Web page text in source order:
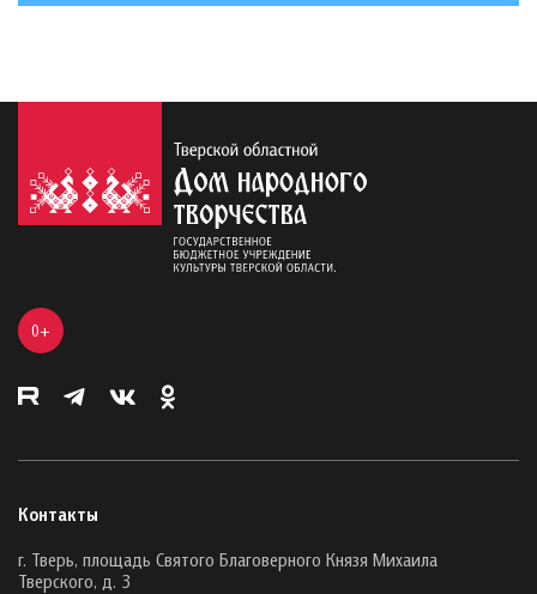
0+
Контакты
г. Тверь, площадь Святого Благоверного Князя Михаила
Тверского, д. 3